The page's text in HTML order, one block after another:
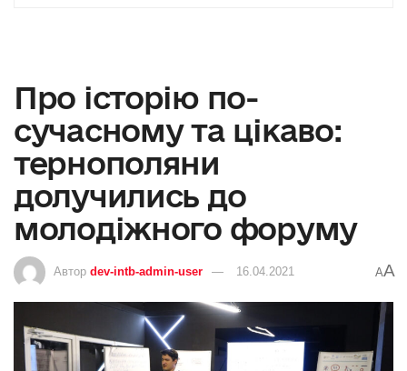
Про історію по-
сучасному та цікаво:
тернополяни
долучились до
молодіжного форуму
Автор dev-intb-admin-user 16.04.2021 AA